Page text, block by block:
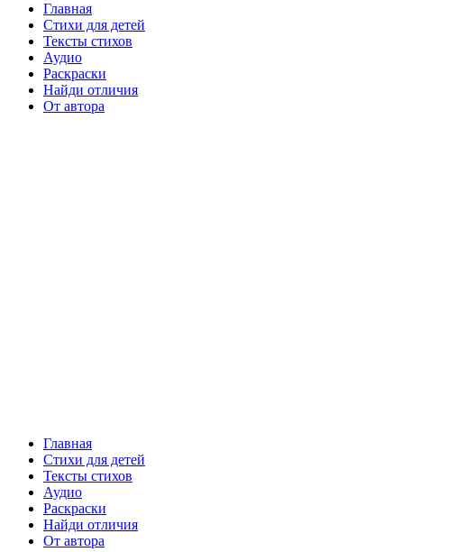
Главная
Стихи для детей
Тексты стихов
Аудио
Раскраски
Найди отличия
От автора
Главная
Стихи для детей
Тексты стихов
Аудио
Раскраски
Найди отличия
От автора